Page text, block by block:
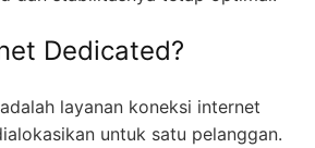
Dedicated?
layanan koneksi internet
untuk satu pelanggan.